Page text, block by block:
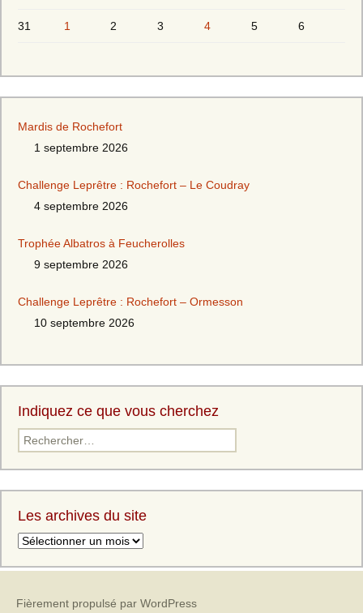
31 1 2 3 4 5 6
Mardis de Rochefort
1 septembre 2026
Challenge Leprêtre : Rochefort – Le Coudray
4 septembre 2026
Trophée Albatros à Feucherolles
9 septembre 2026
Challenge Leprêtre : Rochefort – Ormesson
10 septembre 2026
Indiquez ce que vous cherchez
Les archives du site
Fièrement propulsé par WordPress